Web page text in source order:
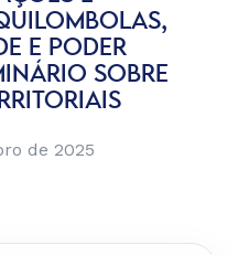
E PODER
SOBRE
de 2025